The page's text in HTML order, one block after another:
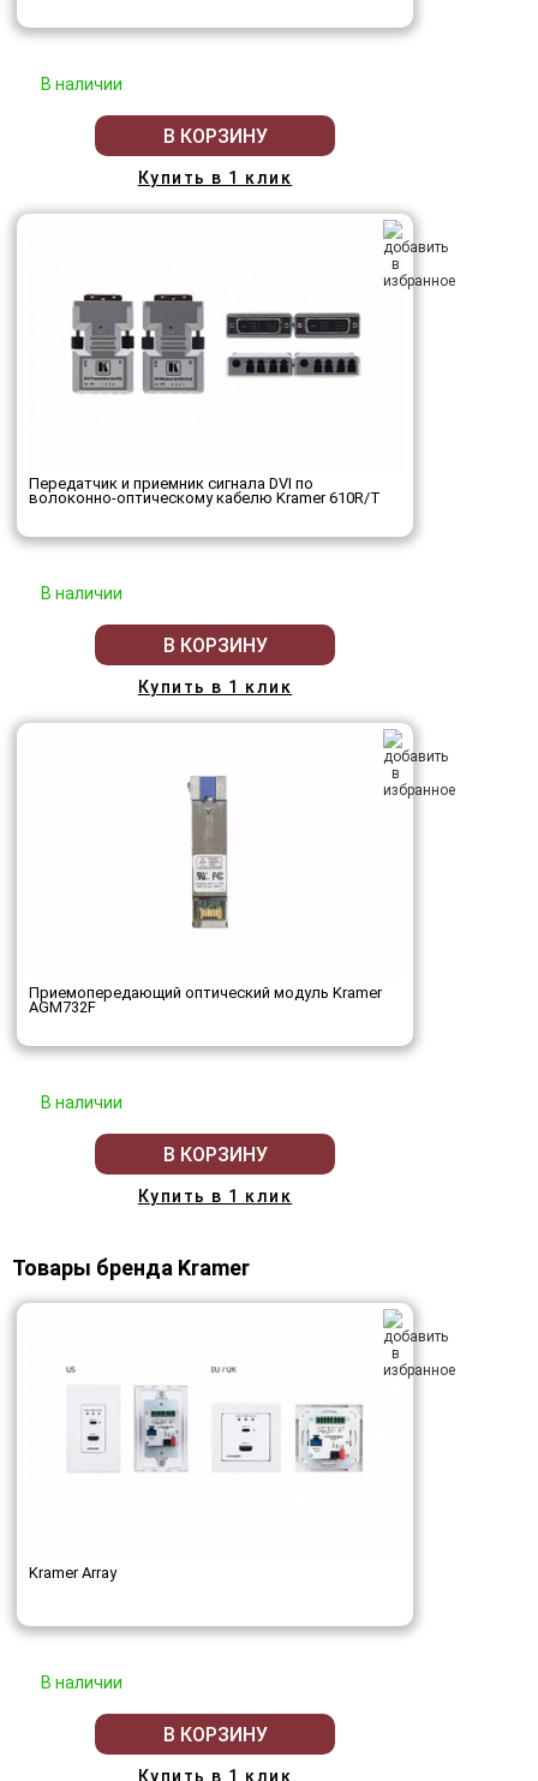
В наличии
В КОРЗИНУ
Купить в 1 клик
Передатчик и приемник сигнала DVI по
волоконно-оптическому кабелю Kramer 610R/T
В наличии
В КОРЗИНУ
Купить в 1 клик
Приемопередающий оптический модуль Kramer
AGM732F
В наличии
В КОРЗИНУ
Купить в 1 клик
Товары бренда Kramer
Kramer Array
В наличии
В КОРЗИНУ
Купить в 1 клик